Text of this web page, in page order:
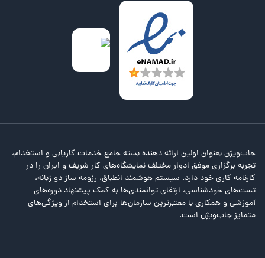
جاب‌ویژن بعنوان اولین ارائه دهنده بسته جامع خدمات کاریابی و استخدام،
تجربه برگزاری موفق ادوار مختلف نمایشگاه‌های کار شریف و ایران را در
کارنامه کاری خود دارد. سیستم هوشمند انطباق، رزومه ساز دو زبانه،
تست‌های خودشناسی، ارتقای توانمندی‌ها به کمک پیشنهاد دوره‌های
آموزشی و همکاری با معتبرترین سازمان‌ها برای استخدام از ویژگی‌های
متمایز جاب‌ویژن است.